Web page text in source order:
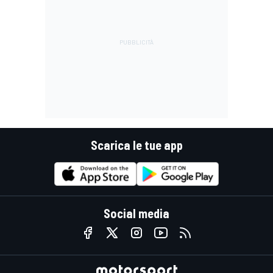
Scarica le tue app
Social media